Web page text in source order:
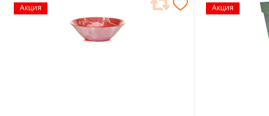
Акция Акция